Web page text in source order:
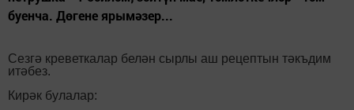
буенча. Дөгене ярымәзер...
Сезгә креветкалар белән сырлы аш рецептын тәкъдим
итәбез.
Кирәк булалар: